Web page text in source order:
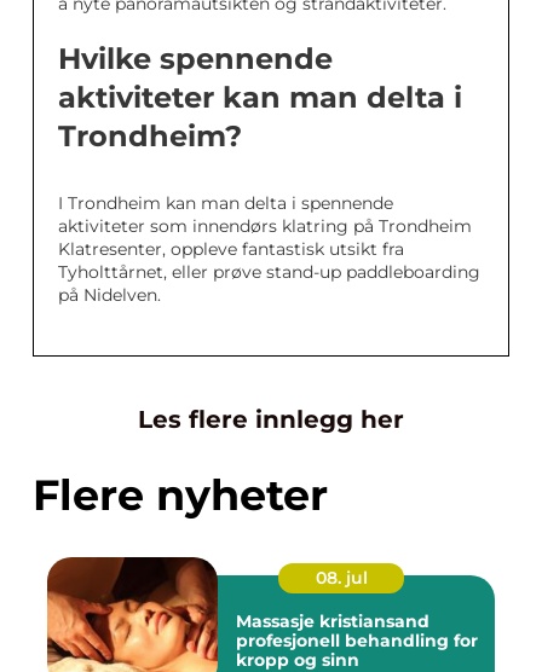
Hvilke spennende
aktiviteter kan man delta i
Trondheim?
I Trondheim kan man delta i spennende
aktiviteter som innendørs klatring på Trondheim
Klatresenter, oppleve fantastisk utsikt fra
Tyholttårnet, eller prøve stand-up paddleboarding
på Nidelven.
Les flere innlegg her
Flere nyheter
08. jul
Massasje kristiansand
profesjonell behandling for
kropp og sinn